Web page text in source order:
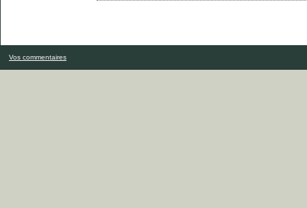
Vos commentaires